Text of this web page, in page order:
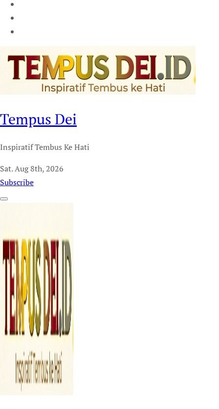
Tempus Dei
Inspiratif Tembus Ke Hati
Sat. Aug 8th, 2026
Subscribe